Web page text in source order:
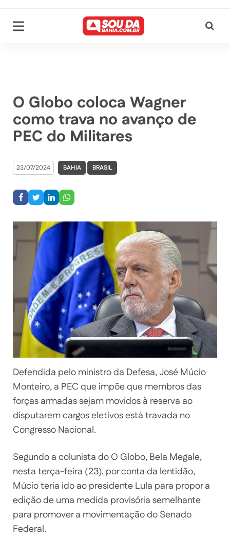
O Globo coloca Wagner
como trava no avanço de
PEC do Militares
23/07/2024 BAHIA BRASIL
Defendida pelo ministro da Defesa, José Múcio
Monteiro, a PEC que impõe que membros das
forças armadas sejam movidos à reserva ao
disputarem cargos eletivos está travada no
Congresso Nacional.
Segundo a colunista do O Globo, Bela Megale,
nesta terça-feira (23), por conta da lentidão,
Múcio teria ido ao presidente Lula para propor a
edição de uma medida provisória semelhante
para promover a movimentação do Senado
Federal.